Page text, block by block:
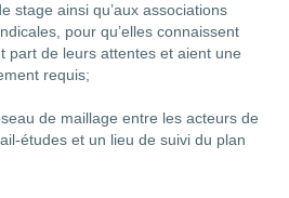
stage ainsi qu’aux associations
pour qu’elles connaissent
part de leurs attentes et aient une
requis;
de maillage entre les acteurs de
études et un lieu de suivi du plan